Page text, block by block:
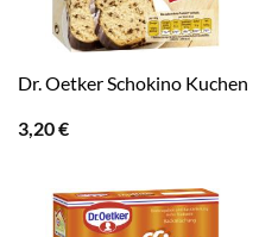
Dr. Oetker Schokino Kuchen
3,20€